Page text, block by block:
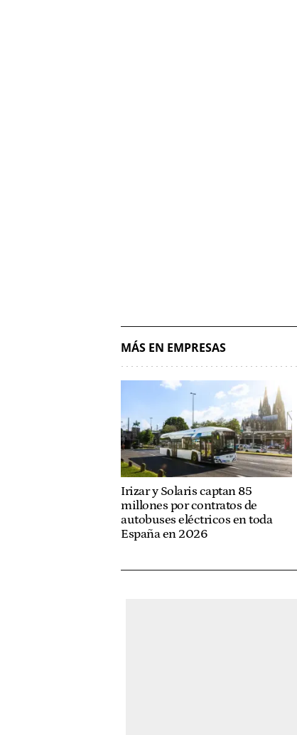
MÁS EN EMPRESAS
Irizar y Solaris captan 85
millones por contratos de
autobuses eléctricos en toda
España en 2026